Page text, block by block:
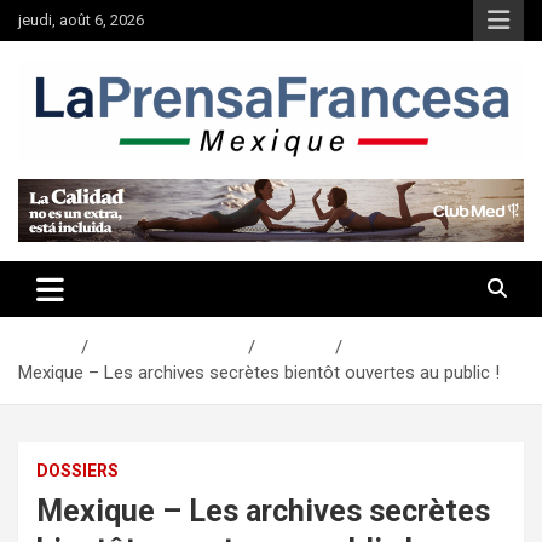
Aller
au
jeudi, août 6, 2026
Mexique – Les archives secrètes bientôt ouvertes au public !
DOSSIERS
Mexique – Les archives secrètes